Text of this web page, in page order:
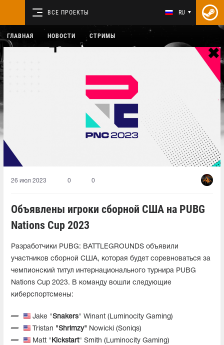
ВСЕ ПРОЕКТЫ RU
ГЛАВНАЯ НОВОСТИ СТРИМЫ
26 июл 2023 0 0
Объявлены игроки сборной США на PUBG
Nations Cup 2023
Разработчики PUBG: BATTLEGROUNDS объявили
участников сборной США, которая будет соревноваться за
чемпионский титул интернационального турнира PUBG
Nations Cup 2023. В команду вошли следующие
киберспортсмены:
Jake "Snakers" Winant (Luminocity Gaming)
Tristan "Shrimzy" Nowicki (Soniqs)
Matt " Kickstart" Smith (Luminocity Gaming)